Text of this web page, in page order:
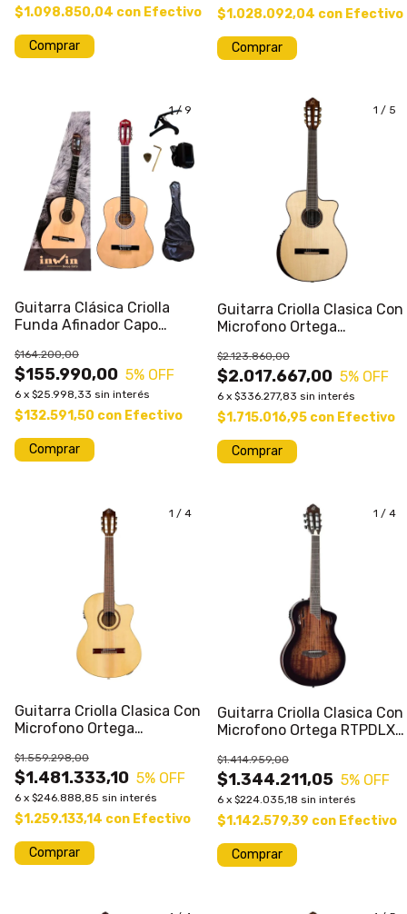
$1.098.850,04 con Efectivo $1.028.092,04 con Efectivo
Comprar
1/9
Guitarra Clásica Criolla
Funda Afinador Capo
$155.990,00
$164.200,00
5% OFF
6 x $25.998,33 sin interés
$132.591,50 con Efectivo
Comprar
1 / 5
Guitarra Criolla Clasica Con
Microfono Ortega
Y Ecualizador Con Funda
$2.017.667,00
$2.123.860,00
5% OFF
6 x $336.277,83 sin interés
$1.715.016,95 con Efectivo
1 / 4
Guitarra Criolla Clasica Con
Microfono Ortega
Ecualizador Con Funda
$1.481.333,10
$1.559.298,00
5% OFF
6 x $246.888,85 sin interés
$1.259.133,14 con Efectivo
1 / 4
Guitarra Criolla Clasica Con
Microfono Ortega RTPDLX
Ecualizador SB Con Funda
$1.344.211,05
$1.414.959,00
5% OFF
6 x $224.035,18 sin interés
$1.142.579,39 con Efectivo